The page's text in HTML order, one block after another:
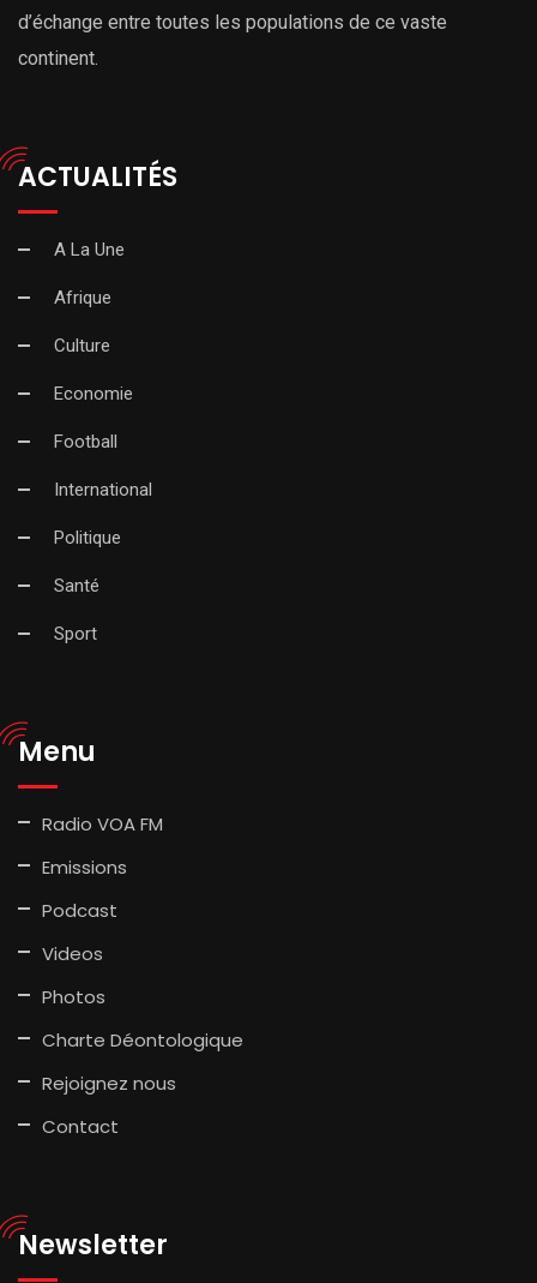
d’échange entre toutes les populations de ce vaste
continent.
ACTUALITÉS
A La Une
Afrique
Culture
Economie
Football
International
Politique
Santé
Sport
Menu
Radio VOA FM
Emissions
Podcast
Videos
Photos
Charte Déontologique
Rejoignez nous
Contact
Newsletter